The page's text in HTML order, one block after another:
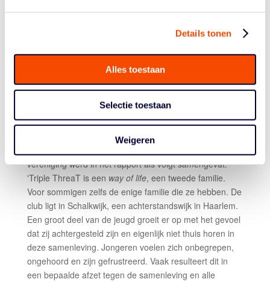
Details tonen
Alles toestaan
Selectie toestaan
Weigeren
zieken, werkzoekenden, gehandicapten, het AZC, de
wijken van Amersfoort in met 3×3 basketball en
ontwikkelen programma’s met andere verenigingen om
laagdrempelig sporten en participatie te stimuleren bij
TRIPLE THREAT: A WAY OF LIFE
In 2019 ging de eer naar Triple ThreaT uit Haarlem. De
jury schreef toen 'vele malen kippenvel te hebben
vereniging werd in het rapport als volgt samengevat:
'Triple ThreaT is een way of life, een tweede familie.
Voor sommigen zelfs de enige familie die ze hebben. De
club ligt in Schalkwijk, een achterstandswijk in Haarlem.
Een groot deel van de jeugd groeit er op met het gevoel
dat zij achtergesteld zijn en eigenlijk niet thuis horen in
deze samenleving. Jongeren voelen zich onbegrepen,
ongehoord en zijn gefrustreerd. Vaak resulteert dit in
een bepaalde afzet tegen de samenleving en alle